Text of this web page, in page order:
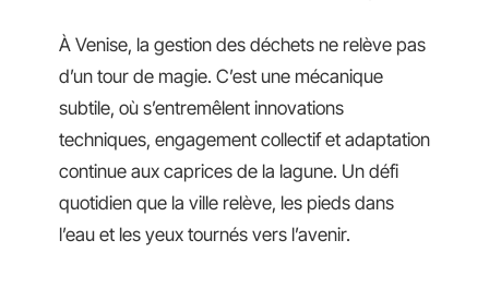
À Venise, la gestion des déchets ne relève pas
d’un tour de magie. C’est une mécanique
subtile, où s’entremêlent innovations
techniques, engagement collectif et adaptation
continue aux caprices de la lagune. Un défi
quotidien que la ville relève, les pieds dans
l’eau et les yeux tournés vers l’avenir.